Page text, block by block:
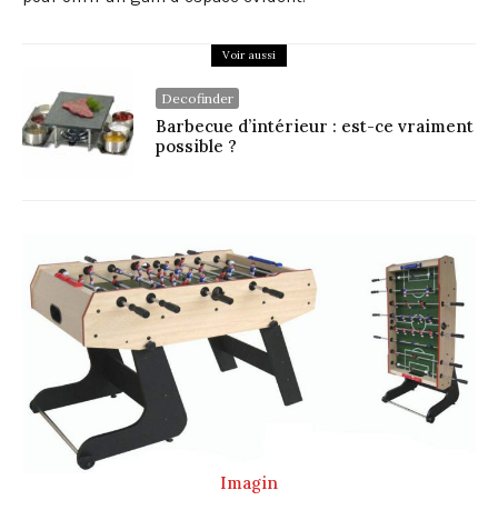
Voir aussi
Decofinder
Barbecue d’intérieur : est-ce vraiment
possible ?
Imagin